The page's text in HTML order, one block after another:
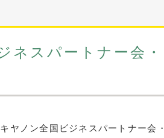
ネスパートナー会
ヤノン全国ビジネスパートナー会